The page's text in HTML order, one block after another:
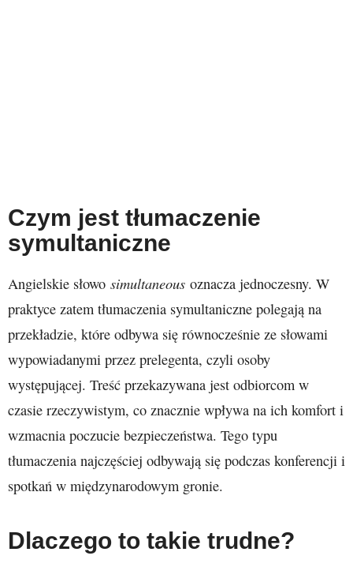
Czym jest tłumaczenie
symultaniczne
Angielskie słowo simultaneous oznacza jednoczesny. W
praktyce zatem tłumaczenia symultaniczne polegają na
przekładzie, które odbywa się równocześnie ze słowami
wypowiadanymi przez prelegenta, czyli osoby
występującej. Treść przekazywana jest odbiorcom w
czasie rzeczywistym, co znacznie wpływa na ich komfort i
wzmacnia poczucie bezpieczeństwa. Tego typu
tłumaczenia najczęściej odbywają się podczas konferencji i
spotkań w międzynarodowym gronie.
Dlaczego to takie trudne?